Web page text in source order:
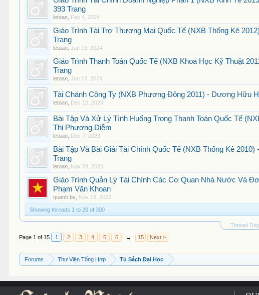
393 Trang
letoan Feb 4, 2024
Giáo Trình Tài Trợ Thương Mại Quốc Tế (NXB Thống Kê
Trang
letoan ,Jan 19, 2024
Giáo Trình Thanh Toán Quốc Tế (NXB Khoa Học Kỹ Thuật
Trang
letoan ,Jan 14, 2024
Tài Chánh Công Ty (NXB Phương Đông 2011) - Dương Hữu
letoan Dec 13, 2023
Bài Tập Và Xử Lý Tình Huống Trong Thanh Toán Quốc Tế
Thị Phương Diễm
letoan Dec 7, 2023
Bài Tập Và Bài Giải Tài Chính Quốc Tế (NXB Thống Kê 2010)
Trang
letoan Nov 29, 2023
Giáo Trình Quản Lý Tài Chính Các Cơ Quan Nhà Nước Và
Phạm Văn Khoan
quanh.bv Nov 15, 2023
Showing threads 1 to 20 of 300
Thread
Page 1 of 15 1 2 3 4 5 6 → 15 Next >
Forums Thư Viện Tổng Hợp Tủ Sách Đại Học